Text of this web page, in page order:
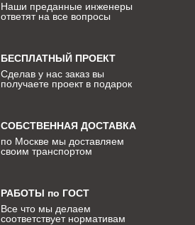
Наши преданные инженеры
ответят на все вопросы
БЕСПЛАТНЫЙ ПРОЕКТ
Сделав у нас заказ вы
получаете проект в подарок
СОБСТВЕННАЯ ДОСТАВКА
по Москве мы доставляем
своим транспортом
РАБОТЫ по ГОСТ
Все что мы делаем
соответствует нормативам